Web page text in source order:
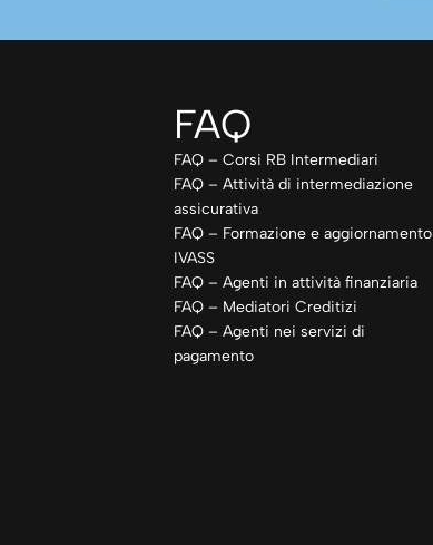
FAQ
FAQ – Corsi RB Intermediari
FAQ – Attività di intermediazione
assicurativa
FAQ – Formazione e aggiornamento
IVASS
FAQ – Agenti in attività finanziaria
FAQ – Mediatori Creditizi
FAQ – Agenti nei servizi di
pagamento